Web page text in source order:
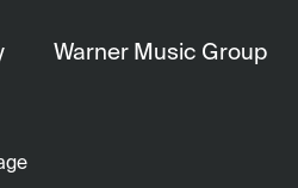
Warner Music Group